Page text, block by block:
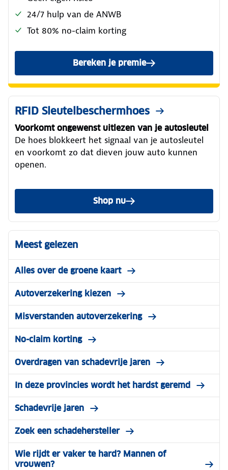
24/7 hulp van de ANWB
Tot 80% no-claim korting
Bereken je premievoor de ANWB Reguliere
RFID Sleutelbeschermhoes
Voorkomt ongewenst uitlezen van je autosleutel
De hoes blokkeert het signaal van je autosleutel
en voorkomt zo dat dieven jouw auto kunnen
openen.
Shop nu
Meest gelezen
Alles over de groene kaart
Autoverzekering kiezen
Misverstanden autoverzekering
No-claim korting
Overdragen van schadevrije jaren
In deze provincies wordt het hardst geremd
Schadevrije jaren
Zoek een schadehersteller
Wie rijdt er vaker te hard? Mannen of
vrouwen?